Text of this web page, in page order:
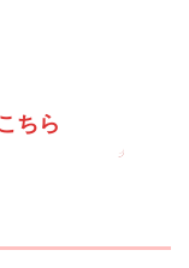
ちら